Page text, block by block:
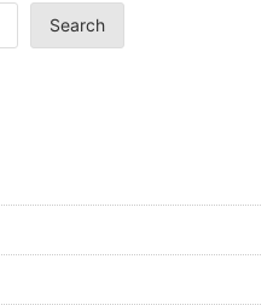
Search